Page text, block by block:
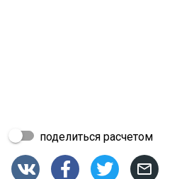
поделиться расчетом
   